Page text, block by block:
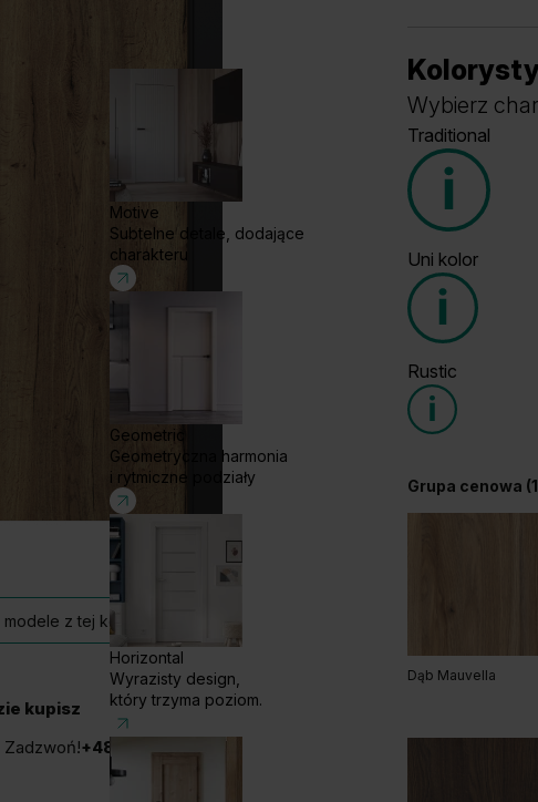
Motive
Subtelne detale, dodające
charakteru
Geometric
Geometryczna harmonia
i rytmiczne podziały
Horizontal
Wyrazisty design,
który trzyma poziom.
z tej kolekcji
kupisz
Zadzwoń!+48 585 858 056
Wybierz
Traditional
Grupa cenowa (2)
Uni kolor
Grupa cenowa (4)
Rustic
Grupa cenowa
Dąb Mauvella